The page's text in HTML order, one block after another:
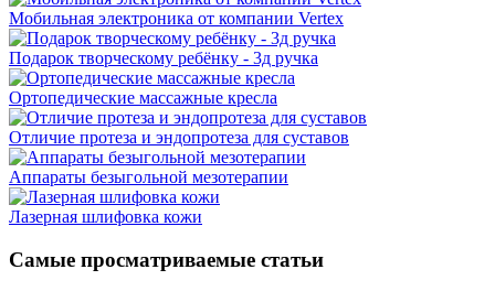
Мобильная электроника от компании Vertex
Подарок творческому ребёнку - 3д ручка
Ортопедические массажные кресла
Отличие протеза и эндопротеза для суставов
Аппараты безыгольной мезотерапии
Лазерная шлифовка кожи
Самые просматриваемые статьи